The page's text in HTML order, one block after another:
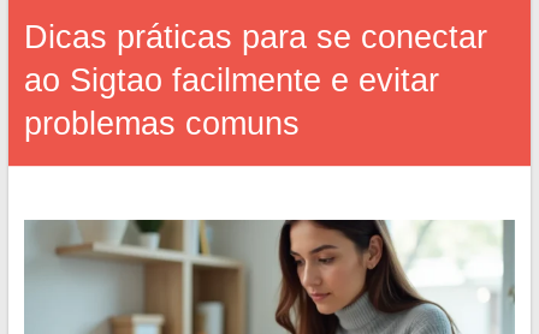
Dicas práticas para se conectar
ao Sigtao facilmente e evitar
problemas comuns